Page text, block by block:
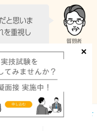
と思いま
を重視し
ンフォームドコンセ
FP1級実技試
お問い合わせ